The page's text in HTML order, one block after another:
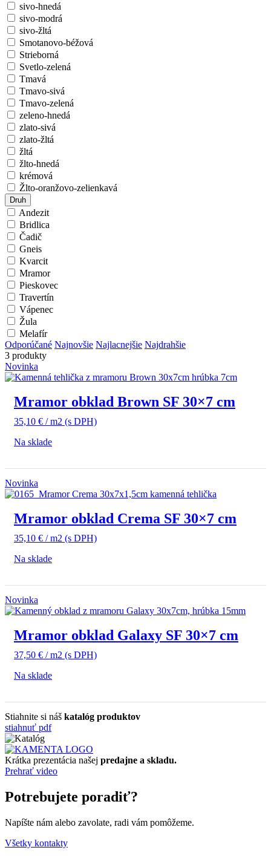
sivo-hnedá
sivo-modrá
sivo-žltá
Smotanovo-béžová
Strieborná
Svetlo-zelená
Tmavá
Tmavo-sivá
Tmavo-zelená
zeleno-hnedá
zlato-sivá
zlato-žltá
žltá
žlto-hnedá
krémová
Žlto-oranžovo-zelienkavá
Druh
Andezit
Bridlica
Čadič
Gneis
Kvarcit
Mramor
Pieskovec
Travertín
Vápenec
Žula
Melafír
Odporúčané Najnovšie Najlacnejšie Najdrahšie
3 produkty
Novinka
Mramor obklad Brown SF 30×7 cm
35,10 € / m2 (s DPH)
Na sklade
Novinka
Mramor obklad Crema SF 30×7 cm
35,10 € / m2 (s DPH)
Na sklade
Novinka
Mramor obklad Galaxy SF 30×7 cm
37,50 € / m2 (s DPH)
Na sklade
Stiahnite si náš katalóg produktov
stiahnuť pdf
Krátka prezentácia našej predajne a skladu.
Prehrať video
Potrebujete poradiť?
Napíšte nám alebo zavolate, radi vám pomôžeme.
Všetky kontakty